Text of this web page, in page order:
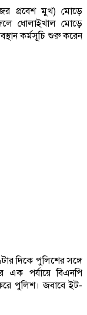
প্রবেশ মুখ) মোড়ে
ধোলাইখাল মোড়ে
কর্মসূচি শুরু করেন
দিকে পুলিশের সঙ্গে
এক পর্যায়ে বিএনপি
করে পুলিশ। জবাবে ইট-